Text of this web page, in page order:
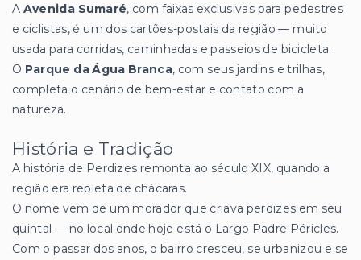
A Avenida Sumaré, com faixas exclusivas para pedestres
e ciclistas, é um dos cartões-postais da região — muito
usada para corridas, caminhadas e passeios de bicicleta.
O Parque da Água Branca, com seus jardins e trilhas,
completa o cenário de bem-estar e contato com a
natureza.
História e Tradição
A história de Perdizes remonta ao século XIX, quando a
região era repleta de chácaras.
O nome vem de um morador que criava perdizes em seu
quintal — no local onde hoje está o Largo Padre Péricles.
Com o passar dos anos, o bairro cresceu, se urbanizou e se